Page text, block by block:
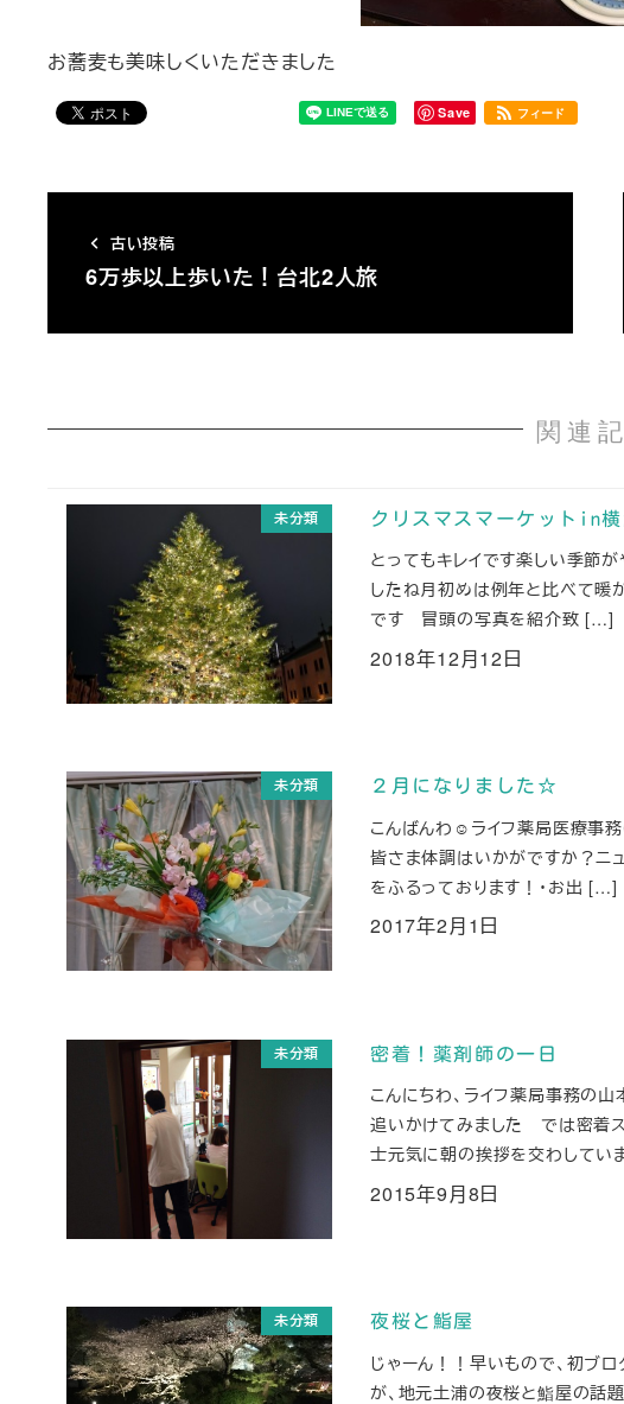
お蕎麦も美味しくいただきました
Save フィード
古い投稿
6万歩以上歩いた！台北2人旅
関連
未分類 クリスマスマーケットin横
とってもキレイです楽しい季節
したね月初めは例年と比べて暖
です 冒頭の写真を紹介致 […]
投稿日
2018年12月12日
未分類 ２月になりました☆
こんばんわ☺ライフ薬局医療事
皆さま体調はいかがですか？ニ
をふるっております！・お出 […]
投稿日
2017年2月1日
未分類 密着！薬剤師の一日
こんにちわ、ライフ薬局事務の
追いかけてみました では密着
士元気に朝の挨拶を交わしてい
投稿日
2015年9月8日
未分類 夜桜と鮨屋
じゃーん！！早いもので、初ブ
が、地元土浦の夜桜と鮨屋の話